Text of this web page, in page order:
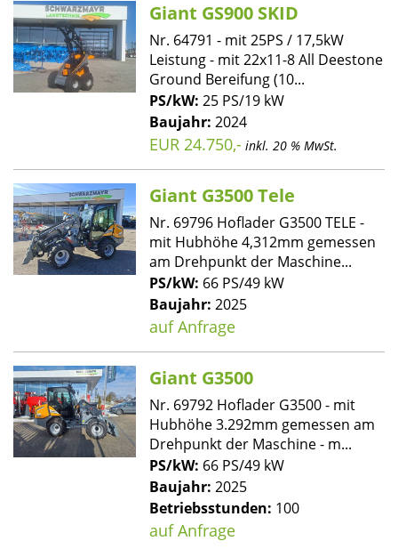
Giant GS900 SKID
Nr. 64791 - mit 25PS / 17,5kW
Leistung - mit 22x11-8 All Deestone
Ground Bereifung (10...
PS/kW: 25 PS/19 kW
Baujahr: 2024
EUR 24.750,- inkl. 20 % MwSt.
Giant G3500 Tele
Nr. 69796 Hoflader G3500 TELE -
mit Hubhöhe 4,312mm gemessen
am Drehpunkt der Maschine...
PS/kW: 66 PS/49 kW
Baujahr: 2025
auf Anfrage
Giant G3500
Nr. 69792 Hoflader G3500 - mit
Hubhöhe 3.292mm gemessen am
Drehpunkt der Maschine - m...
PS/kW: 66 PS/49 kW
Baujahr: 2025
Betriebsstunden: 100
auf Anfrage